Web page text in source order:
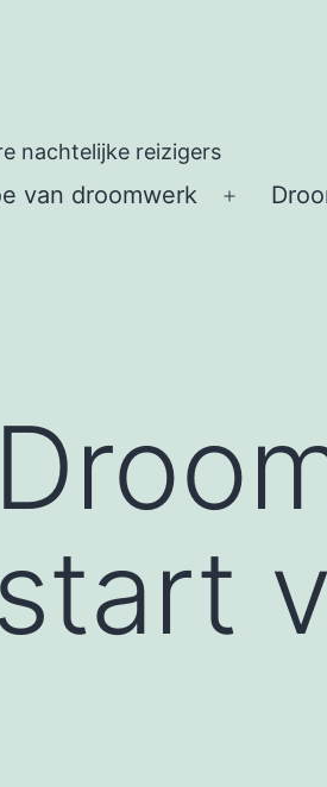
nachtelijke reizigers
van droomwerk
Open